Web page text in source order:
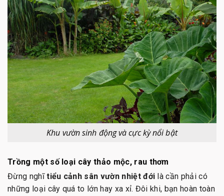
Khu vườn sinh động và cực kỳ nổi bật
Trồng một số loại cây thảo mộc, rau thơm
Đừng nghĩtiểu cảnh sân vườn nhiệt đới là cần phải có
những loại cây quá to lớn hay xa xỉ. Đôi khi, bạn hoàn toàn